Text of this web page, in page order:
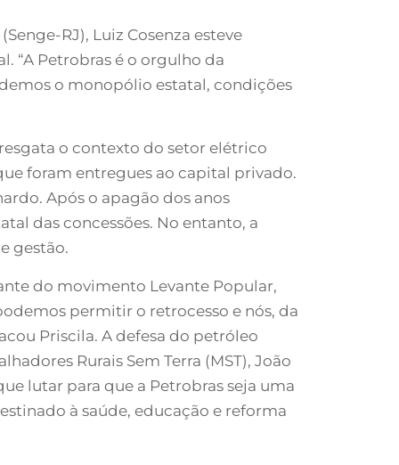
RJ), Luiz Cosenza esteve
“A Petrobras é o orgulho da
o monopólio estatal, condições
o contexto do setor elétrico
foram entregues ao capital privado.
Após o apagão dos anos
das concessões. No entanto, a
gestão.
do movimento Levante Popular,
permitir o retrocesso e nós, da
Priscila. A defesa do petróleo
Rurais Sem Terra (MST), João
lutar para que a Petrobras seja uma
à saúde, educação e reforma